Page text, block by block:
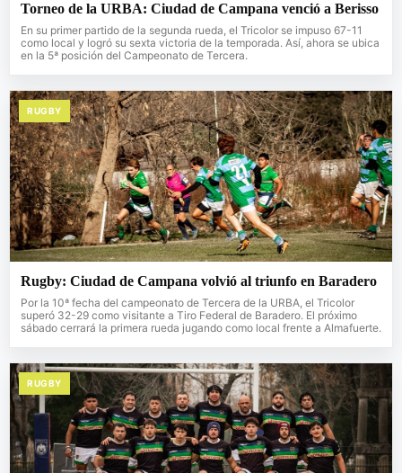
Torneo de la URBA: Ciudad de Campana venció a Berisso
En su primer partido de la segunda rueda, el Tricolor se impuso 67-11
como local y logró su sexta victoria de la temporada. Así, ahora se ubica
en la 5ª posición del Campeonato de Tercera.
RUGBY
Rugby: Ciudad de Campana volvió al triunfo en Baradero
Por la 10ª fecha del campeonato de Tercera de la URBA, el Tricolor
superó 32-29 como visitante a Tiro Federal de Baradero. El próximo
sábado cerrará la primera rueda jugando como local frente a Almafuerte.
RUGBY